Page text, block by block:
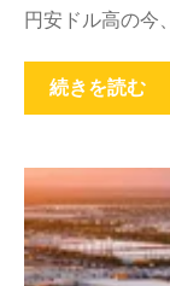
円安ドル高の今
続きを読む